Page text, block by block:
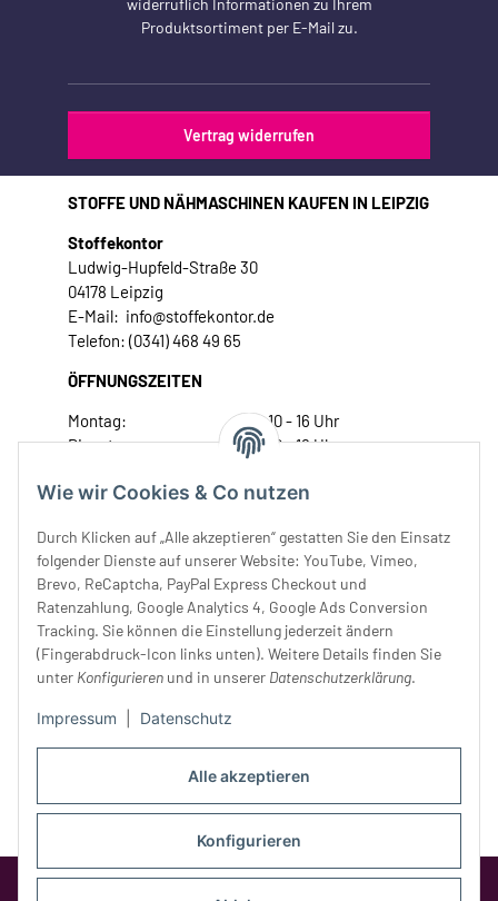
Alle akzeptieren
Konfigurieren
Wie wir Cookies & Co nutzen
Durch Klicken auf „Alle akzeptieren“ gestatten Sie den Einsatz
folgender Dienste auf unserer Website: YouTube, Vimeo,
Brevo, ReCaptcha, PayPal Express Checkout und
Ratenzahlung, Google Analytics 4, Google Ads Conversion
Tracking. Sie können die Einstellung jederzeit ändern
(Fingerabdruck-Icon links unten). Weitere Details finden Sie
unter Konfigurieren und in unserer Datenschutzerklärung.
Impressum Datenschutz
widerruflich Informationen zu Ihrem
Produktsortiment per E-Mail zu.
Vertrag widerrufen
STOFFE UND NÄHMASCHINEN KAUFEN IN LEIPZIG
Stoffekontor
Ludwig-Hupfeld-Straße 30
04178 Leipzig
E-Mail: info@stoffekontor.de
Telefon: (0341) 468 49 65
ÖFFNUNGSZEITEN
Montag:
10 - 16 Uhr
Dienstag:
10 - 16 Uhr
Donnerstag:
10 - 18 Uhr
Samstag:
10 - 14 Uhr
Unser Service
Rechtliches